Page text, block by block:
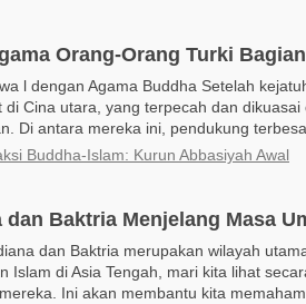
Orang-Orang Turki
l dengan Agama Buddha Setelah
di Cina utara, yang terpecah dan
Di antara mereka ini, pendukung
Buddha-Islam: Kurun Abbasiyah Awal
dan Baktria Menjelang Masa
dan Baktria merupakan wilayah
Islam di Asia Tengah, mari kita lihat
Ini akan membantu kita